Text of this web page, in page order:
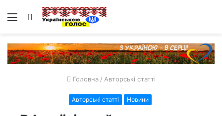
Меню Пошук
Головна / Авторські статті
Авторські статті Новини